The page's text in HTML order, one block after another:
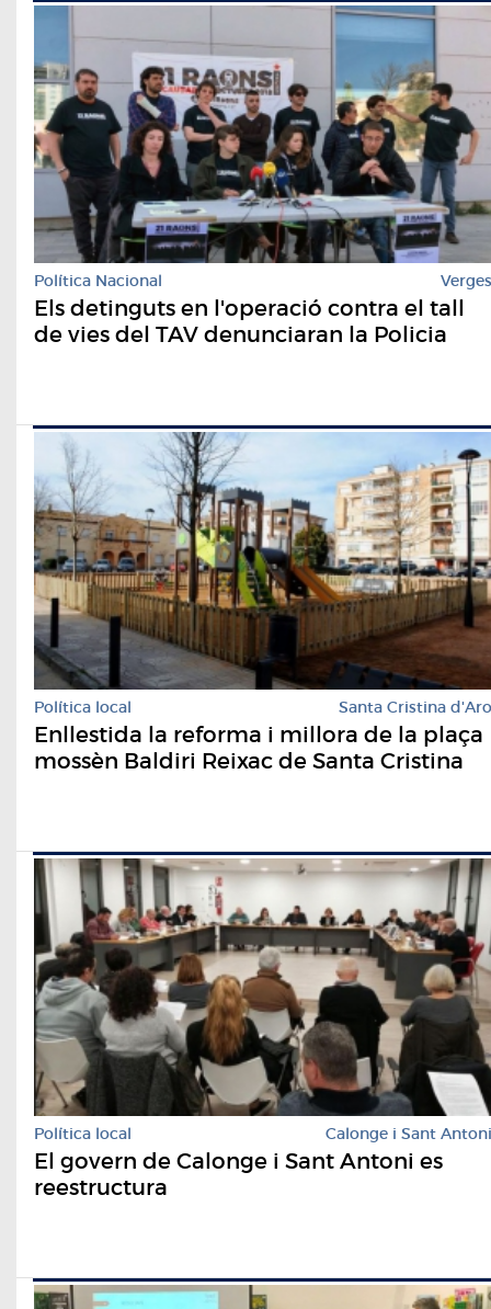
Política Nacional Verges
Els detinguts en l'operació contra el tall
de vies del TAV denunciaran la Policia
Política local Santa Cristina d'Aro
Enllestida la reforma i millora de la plaça
mossèn Baldiri Reixac de Santa Cristina
Política local Calonge i Sant Antoni
El govern de Calonge i Sant Antoni es
reestructura